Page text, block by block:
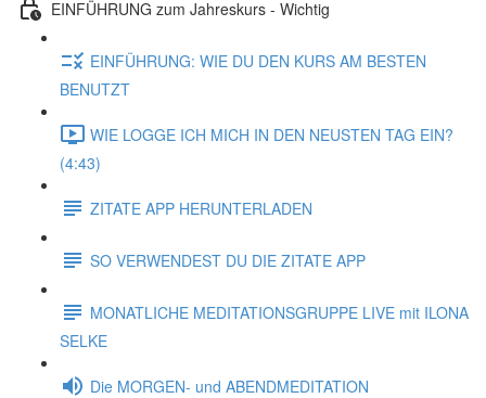
EINFÜHRUNG zum Jahreskurs - Wichtig
EINFÜHRUNG: WIE DU DEN KURS AM BESTEN
BENUTZT
WIE LOGGE ICH MICH IN DEN NEUSTEN TAG EIN?
(4:43)
ZITATE APP HERUNTERLADEN
SO VERWENDEST DU DIE ZITATE APP
MONATLICHE MEDITATIONSGRUPPE LIVE mit ILONA
SELKE
Die MORGEN- und ABENDMEDITATION